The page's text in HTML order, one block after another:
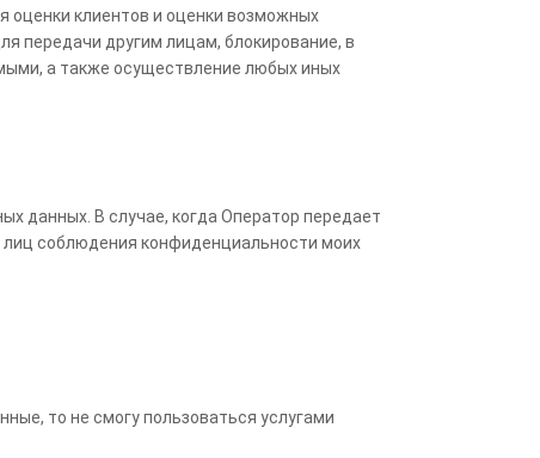
оценки клиентов и оценки возможных
передачи другим лицам, блокирование, в
а также осуществление любых иных
данных. В случае, когда Оператор передает
соблюдения конфиденциальности моих
то не смогу пользоваться услугами